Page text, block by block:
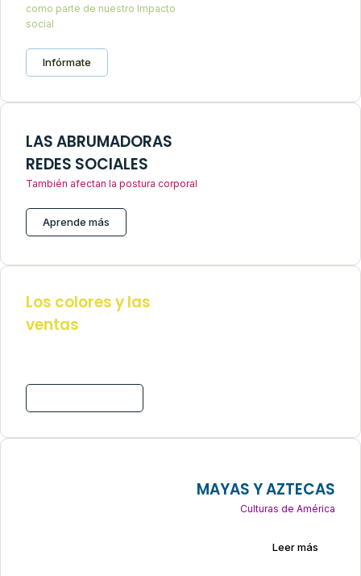
como parte de nuestro Impacto
social
Infórmate
LAS ABRUMADORAS
REDES SOCIALES
También afectan la postura corporal
Aprende más
Los colores y las
ventas
MAYAS Y AZTECAS
Culturas de América
Leer más